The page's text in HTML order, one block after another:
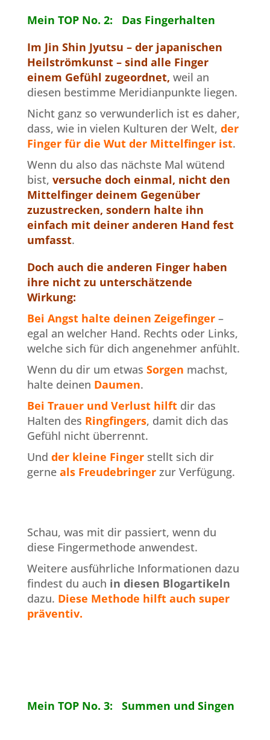
Mein TOP No. 2: Das Fingerhalten
Im Jin Shin Jyutsu – der japanischen
Heilströmkunst – sind alle Finger
einem Gefühl zugeordnet, weil an
diesen bestimme Meridianpunkte liegen.
Nicht ganz so verwunderlich ist es daher,
dass, wie in vielen Kulturen der Welt, der
Finger für die Wut der Mittelfinger ist.
Wenn du also das nächste Mal wütend
bist, versuche doch einmal, nicht den
Mittelfinger deinem Gegenüber
zuzustrecken, sondern halte ihn
einfach mit deiner anderen Hand fest
umfasst.
Doch auch die anderen Finger haben
ihre nicht zu unterschätzende
Wirkung:
Bei Angst halte deinen Zeigefinger–
egal an welcher Hand. Rechts oder Links,
welche sich für dich angenehmer anfühlt.
Wenn du dir um etwas Sorgen machst,
halte deinen Daumen.
Bei Trauer und Verlust hilft dir das
Halten des Ringfingers, damit dich das
Gefühl nicht überrennt.
Und der kleine Finger stellt sich dir
gerneals Freudebringerzur Verfügung.
Schau, was mit dir passiert, wenn du
diese Fingermethode anwendest.
Weitere ausführliche Informationen dazu
findest du auch in diesen Blogartikeln
dazu. Diese Methode hilft auch super
präventiv.
Mein TOP No. 3: Summen und Singen